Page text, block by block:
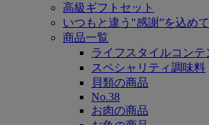
高級ギフトセット
いつもと違う"感謝”を込めて
商品一覧
ライフスタイルコンテ
スペシャリティ調味料
貝類の商品
No.38
お肉の商品